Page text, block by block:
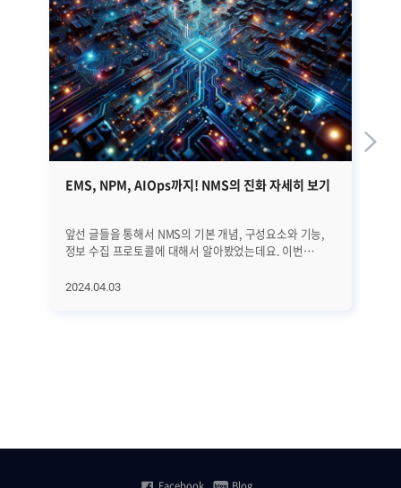
EMS, NPM, AIOps까지! NMS의 진화 자세히 보기
앞선 글들을 통해서 NMS의 기본 개념, 구성요소와 기능,
정보 수집 프로토콜에 대해서 알아봤었는데요. 이번
대해서 자세히 알아보겠습니다. EMS, NPM, 그리고
등장으로 네트워크 장비에서 데이터를 수집하고 이를 중앙
2024.04.03
부분"